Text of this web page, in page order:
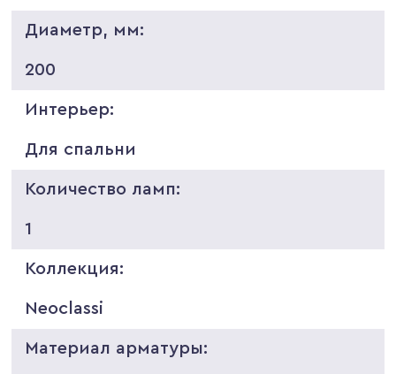
Диаметр, мм:
200
Интерьер:
Для спальни
Количество ламп:
1
Коллекция:
Neoclassi
Материал арматуры: